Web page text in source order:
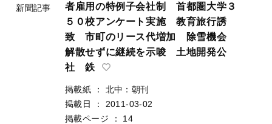
新聞記事
者雇用の特例子会社制 首都圏大学３
５０校アンケート実施 教育旅行誘
致 市町のリース代増加 除雪機会
解散せずに継続を示唆 土地開発公
社 鉄
掲載紙 ：
北中：朝刊
掲載日
：
2011-03-02
掲載ページ
：
14